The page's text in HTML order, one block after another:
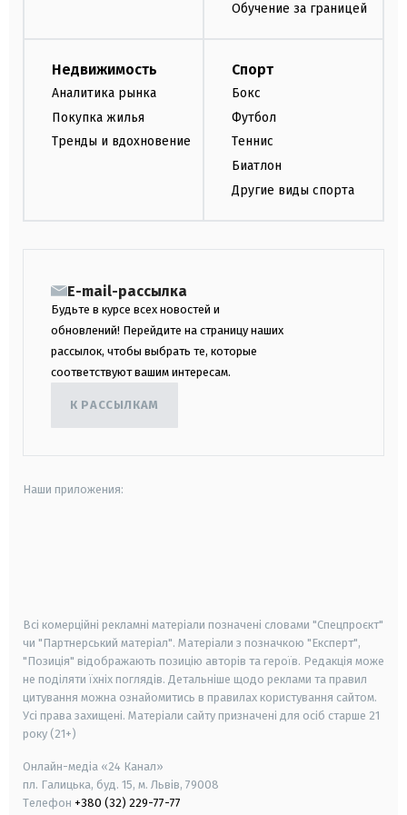
Обучение за границей
Недвижимость
Аналитика рынка
Покупка жилья
Тренды и вдохновение
Спорт
Бокс
Футбол
Теннис
Биатлон
Другие виды спорта
E-mail-рассылка
Будьте в курсе всех новостей и
обновлений! Перейдите на страницу наших
рассылок, чтобы выбрать те, которые
соответствуют вашим интересам.
К РАССЫЛКАМ
Наши приложения:
Всі комерційні рекламні матеріали позначені словами "Спецпроєкт"
чи "Партнерський матеріал". Матеріали з позначкою "Експерт",
"Позиція" відображають позицію авторів та героїв. Редакція може
не поділяти їхніх поглядів. Детальніше щодо реклами та правил
цитування можна ознайомитись в правилах користування сайтом.
Усі права захищені. Матеріали сайту призначені для осіб старше 21
року (21+)
Онлайн-медіа «24 Канал»
пл. Галицька, буд. 15, м. Львів, 79008
Телефон +380 (32) 229-77-77